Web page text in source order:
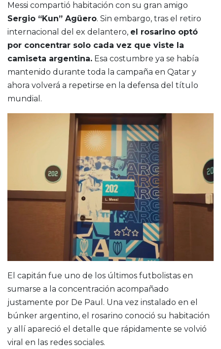
Messi compartió habitación con su gran amigo
Sergio “Kun” Agüero. Sin embargo, tras el retiro
internacional del ex delantero, el rosarino optó
por concentrar solo cada vez que viste la
camiseta argentina. Esa costumbre ya se había
mantenido durante toda la campaña en Qatar y
ahora volverá a repetirse en la defensa del título
mundial.
El capitán fue uno de los últimos futbolistas en
sumarse a la concentración acompañado
justamente por De Paul. Una vez instalado en el
búnker argentino, el rosarino conoció su habitación
y allí apareció el detalle que rápidamente se volvió
viral en las redes sociales.